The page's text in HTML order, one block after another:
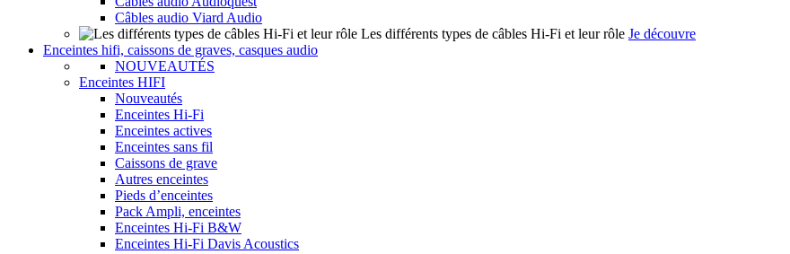
Câbles audio Viard Audio
Les différents types de câbles Hi-Fi et leur rôle Je découvre
Enceintes hifi, caissons de graves, casques audio
NOUVEAUTÉS
Enceintes HIFI
Nouveautés
Enceintes Hi-Fi
Enceintes actives
Enceintes sans fil
Caissons de grave
Autres enceintes
Pieds d’enceintes
Pack Ampli, enceintes
Enceintes Hi-Fi B&W
Enceintes Hi-Fi Davis Acoustics